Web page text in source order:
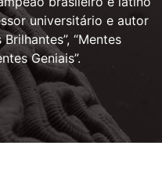
universitário e autor
“Mentes
Geniais”.